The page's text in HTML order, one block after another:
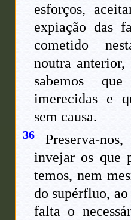
esforços,
expiação das
cometido
noutra anterior,
sabemos
imerecidas e
sem causa.
36 Preserva-
invejar os que
temos, nem
do supérfluo, ao
falta o